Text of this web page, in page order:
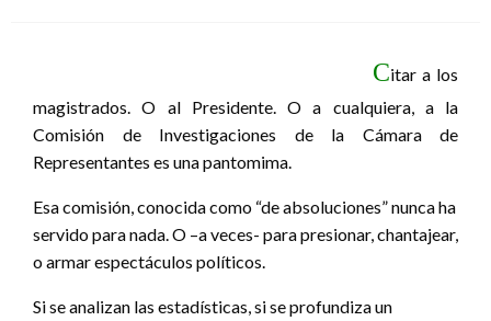
Citar a los
magistrados. O al Presidente. O a cualquiera, a la
Comisión de Investigaciones de la Cámara de
Representantes es una pantomima.
Esa comisión, conocida como “de absoluciones” nunca ha
servido para nada. O –a veces- para presionar, chantajear,
o armar espectáculos políticos.
Si se analizan las estadísticas, si se profundiza un